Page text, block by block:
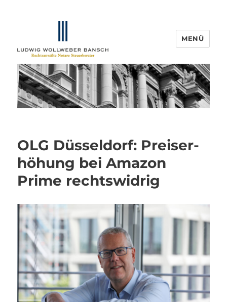
IP-Blogger.de
MENÜ
OLG Düsseldorf: Preis­er­
höhung bei Amazon
Prime rechts­widrig